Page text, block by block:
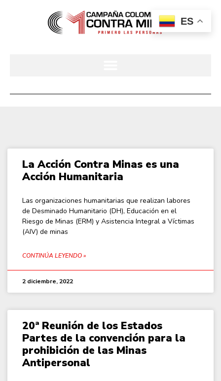
La Acción Contra Minas es una
Acción Humanitaria
Las organizaciones humanitarias que realizan labores
de Desminado Humanitario (DH), Educación en el
Riesgo de Minas (ERM) y Asistencia Integral a Víctimas
(AIV) de minas
CONTINÚA LEYENDO »
2 diciembre, 2022
20ª Reunión de los Estados
Partes de la convención para la
prohibición de las Minas
Antipersonal
ES